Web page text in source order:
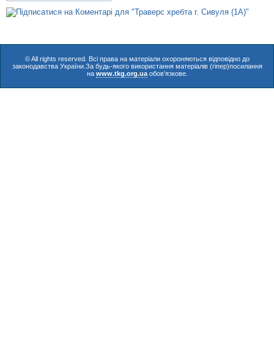
© All rights reserved. Всі права на матеріали охороняються відповідно до
законодавства України.За будь-якого використання матеріалів (гіпер)посилання
на www.tkg.org.uaобов'язкове.